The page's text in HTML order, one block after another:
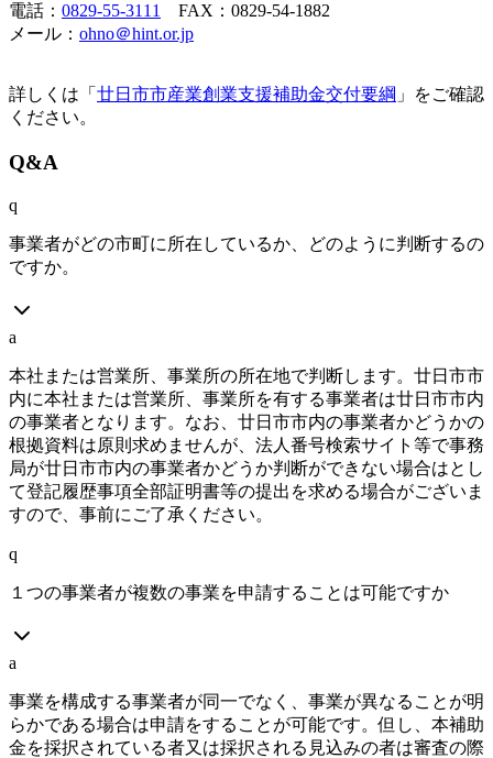
電話： 0829-55-3111
FAX：0829-54-1882
メール： ohno＠hint.or.jp
詳しくは「 廿日市市産業創業支援補助金交付要綱 」をご確認
ください。
Q&A
q
事業者がどの市町に所在しているか、どのように判断するの
ですか。
a
本社または営業所、事業所の所在地で判断します。廿日市市
内に本社または営業所、事業所を有する事業者は廿日市市内
の事業者となります。なお、廿日市市内の事業者かどうかの
根拠資料は原則求めませんが、法人番号検索サイト等で事務
局が廿日市市内の事業者かどうか判断ができない場合はとし
て登記履歴事項全部証明書等の提出を求める場合がございま
すので、事前にご了承ください。
q
１つの事業者が複数の事業を申請することは可能ですか
a
事業を構成する事業者が同一でなく、事業が異なることが明
らかである場合は申請をすることが可能です。但し、本補助
金を採択されている者又は採択される見込みの者は審査の際